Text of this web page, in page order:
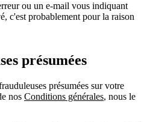
ou un e-mail vous indiquant
c'est probablement pour la raison
présumées
présumées sur votre
nos Conditions générales, nous le